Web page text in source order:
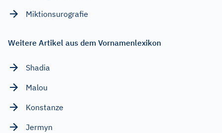
Miktionsurografie
Weitere Artikel aus dem Vornamenlexikon
Shadia
Malou
Konstanze
Jermyn